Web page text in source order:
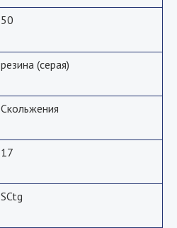
50
резина (серая)
Скольжения
17
SCtg